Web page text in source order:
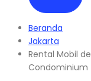
Beranda
Jakarta
Rental Mobil
Condominium